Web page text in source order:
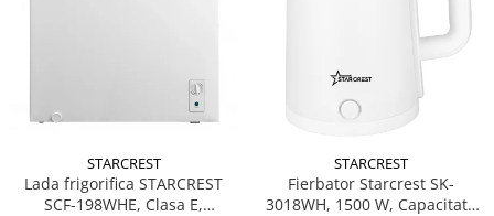
STARCREST
Lada frigorifica STARCREST
SCF-198WHE, Clasa E,
STARCREST
Fierbator Starcrest SK-
3018WH, 1500 W, Capacitate